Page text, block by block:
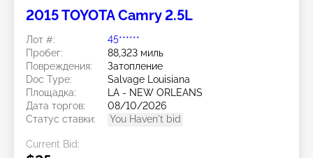
2015 TOYOTA Camry 2.5L
Лот #:
45******
Пробег:
88,323 миль
Повреждения:
Затопление
Doc Type:
Salvage Louisiana
Площадка:
LA - NEW ORLEANS
Дата торгов:
08/10/2026
Статус ставки:
You Haven't bid
Current Bid: